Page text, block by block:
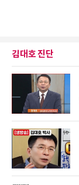
김대호 진단